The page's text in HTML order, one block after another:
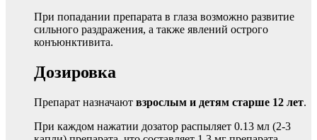
При попадании препарата в глаза возможно развитие
сильного раздражения, а также явлений острого
конъюнктивита.
Дозировка
Препарат назначают взрослым и детям старше 12 лет.
При каждом нажатии дозатор распыляет 0.13 мл (2-3